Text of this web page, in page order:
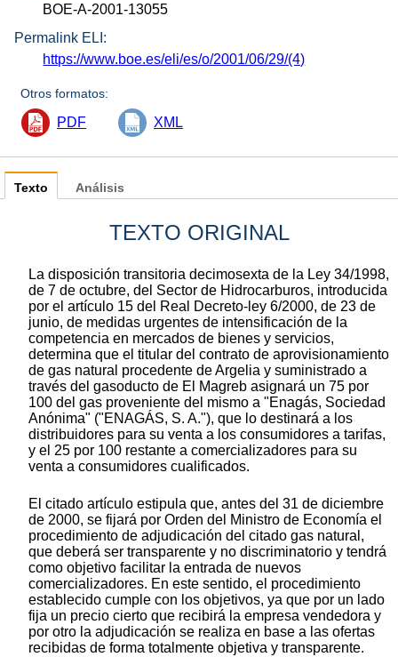
BOE-A-2001-13055
Permalink ELI:
https://www.boe.es/eli/es/o/2001/06/29/(4)
Otros formatos:
PDF XML
Texto
TEXTO ORIGINAL
La disposición transitoria decimosexta de la Ley 34/1998,
de 7 de octubre, del Sector de Hidrocarburos, introducida
por el artículo 15 del Real Decreto-ley 6/2000, de 23 de
junio, de medidas urgentes de intensificación de la
competencia en mercados de bienes y servicios,
determina que el titular del contrato de aprovisionamiento
de gas natural procedente de Argelia y suministrado a
través del gasoducto de El Magreb asignará un 75 por
100 del gas proveniente del mismo a "Enagás, Sociedad
Anónima" ("ENAGÁS, S. A."), que lo destinará a los
distribuidores para su venta a los consumidores a tarifas,
y el 25 por 100 restante a comercializadores para su
venta a consumidores cualificados.
El citado artículo estipula que, antes del 31 de diciembre
de 2000, se fijará por Orden del Ministro de Economía el
procedimiento de adjudicación del citado gas natural,
que deberá ser transparente y no discriminatorio y tendrá
como objetivo facilitar la entrada de nuevos
comercializadores. En este sentido, el procedimiento
establecido cumple con los objetivos, ya que por un lado
fija un precio cierto que recibirá la empresa vendedora y
por otro la adjudicación se realiza en base a las ofertas
recibidas de forma totalmente objetiva y transparente.
Análisis